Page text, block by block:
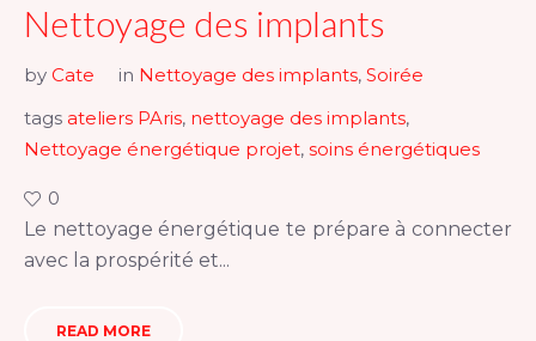
Nettoyage des implants
by Cate in Nettoyage des implants, Soirée
tags ateliers PAris, nettoyage des implants,
Nettoyage énergétique projet, soins énergétiques
0
Le nettoyage énergétique te prépare à connecter
avec la prospérité et...
READ MORE